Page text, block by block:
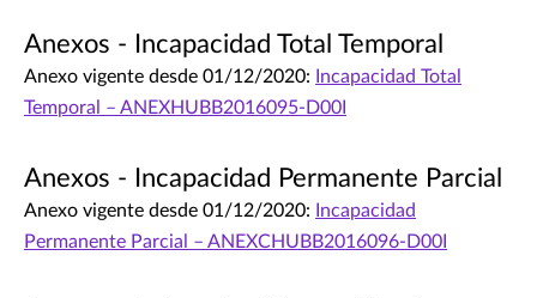
Anexos - Incapacidad Total Temporal
Anexo vigente desde 01/12/2020:
Incapacidad Total
Temporal – ANEXHUBB2016095-D00I
Anexos - Incapacidad Permanente Parcial
Anexo vigente desde 01/12/2020:
Incapacidad
Permanente Parcial – ANEXCHUBB2016096-D00I